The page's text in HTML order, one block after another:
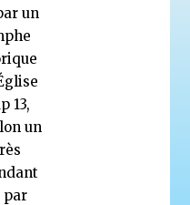
un
13,
un
par